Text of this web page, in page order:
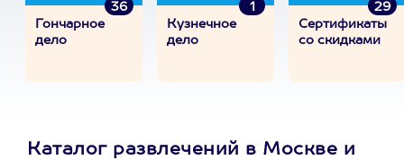
36
Гончарное
дело
1
Кузнечное
дело
29
Сертификаты
со скидками
Каталог развлечений в Москве и